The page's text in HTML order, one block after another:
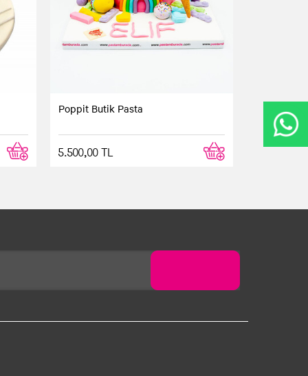
Poppit Butik Pasta
5.500,00 TL